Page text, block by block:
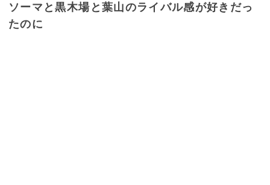
ソーマと黒木場と葉山のライバル感が好きだっ
たのに